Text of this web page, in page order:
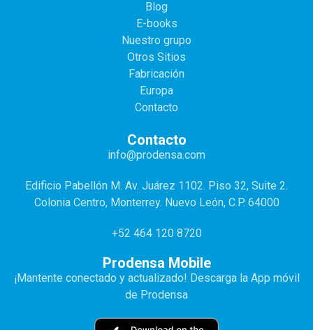
Blog
E-books
Nuestro grupo
Otros Sitios
Fabricación
Europa
Contacto
Contacto
info@prodensa.com
Edificio Pabellón M. Av. Juárez 1102. Piso 32, Suite 2.
Colonia Centro, Monterrey. Nuevo León, C.P. 64000
+52 464 120 8720
Prodensa Mobile
¡Mantente conectado y actualizado! Descarga la App móvil
de Prodensa